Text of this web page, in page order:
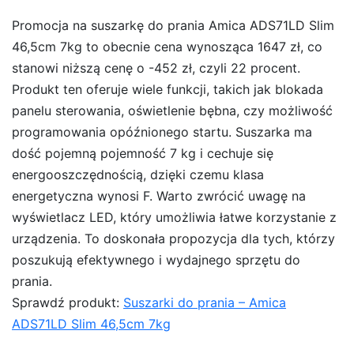
Promocja na suszarkę do prania Amica ADS71LD Slim
46,5cm 7kg to obecnie cena wynosząca 1647 zł, co
stanowi niższą cenę o -452 zł, czyli 22 procent.
Produkt ten oferuje wiele funkcji, takich jak blokada
panelu sterowania, oświetlenie bębna, czy możliwość
programowania opóźnionego startu. Suszarka ma
dość pojemną pojemność 7 kg i cechuje się
energooszczędnością, dzięki czemu klasa
energetyczna wynosi F. Warto zwrócić uwagę na
wyświetlacz LED, który umożliwia łatwe korzystanie z
urządzenia. To doskonała propozycja dla tych, którzy
poszukują efektywnego i wydajnego sprzętu do
prania.
Sprawdź produkt: Suszarki do prania – Amica
ADS71LD Slim 46,5cm 7kg